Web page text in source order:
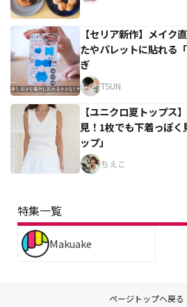
【セリア新作】メイク
たやパレットに貼れる
ぎ
TSUN
【ユニクロ夏トップス
見！1枚でも下着っぽ
ップ」
ちえこ
特集一覧
Makuake
ページトップへ戻る